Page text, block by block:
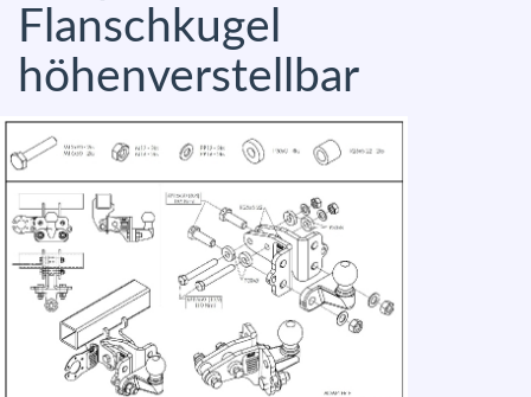
Flanschkugel
höhenverstellbar